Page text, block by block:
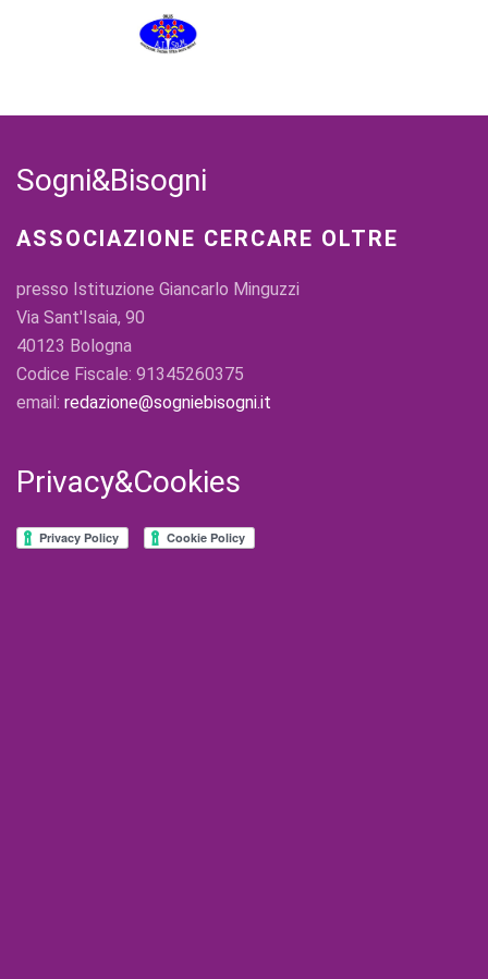
Sogni&Bisogni
ASSOCIAZIONE CERCARE OLTRE
presso Istituzione Giancarlo Minguzzi
Via Sant'Isaia, 90
40123 Bologna
Codice Fiscale: 91345260375
email: redazione@sogniebisogni.it
Privacy&Cookies